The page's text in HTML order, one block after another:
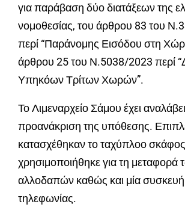
για παράβαση δύο διατάξεων της
νομοθεσίας, του άρθρου 83 του
περί “Παράνομης Εισόδου στη
άρθρου 25 του Ν.5038/2023 περί
Υπηκόων Τρίτων Χωρών”.
Το Λιμεναρχείο Σάμου έχει
προανάκριση της υπόθεσης.
κατασχέθηκαν το ταχύπλοο
χρησιμοποιήθηκε για τη μεταφορά
αλλοδαπών καθώς και μία συσκευή
τηλεφωνίας.